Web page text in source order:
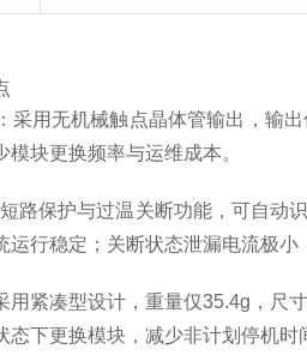
采用无机械触点晶体管输出，输
块更换频率与运维成本。
路保护与过温关断功能，可自动
运行稳定；关断状态泄漏电流极
用紧凑型设计，重量仅35.4g，尺
态下更换模块，减少非计划停机时